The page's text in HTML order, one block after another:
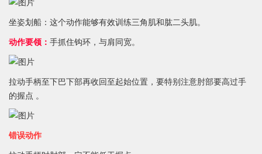
坐姿划船：这个动作能够有效训练三角肌和肱二头肌。
动作要领： 手抓住钩环，与肩同宽。
拉动手柄至下巴下部再收回至起始位置，要特别注意肘部要高过手
的握点 。
错误动作